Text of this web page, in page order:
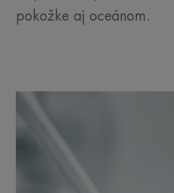
pokožke aj oceánom.